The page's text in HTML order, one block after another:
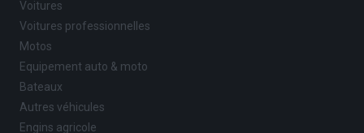
Voitures
Voitures professionnelles
Motos
Equipement auto & moto
Bateaux
Autres véhicules
Engins agricole